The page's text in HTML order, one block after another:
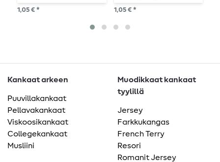
hopea
1,05 € *
12 mm kultainen kiiltävä
1,05 € *
Kankaat arkeen
Puuvillakankaat
Pellavakankaat
Viskoosikankaat
Collegekankaat
Musliini
Muodikkaat kankaat
tyylillä
Jersey
Farkkukangas
French Terry
Resori
Romanit Jersey